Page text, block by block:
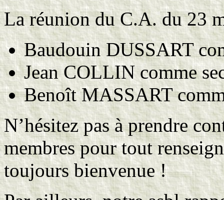
La réunion du C.A. du 23
Baudouin DUSSART
Jean COLLIN comme
Benoît MASSART
N’hésitez pas à prendre
membres pour tout
toujours bienvenue !